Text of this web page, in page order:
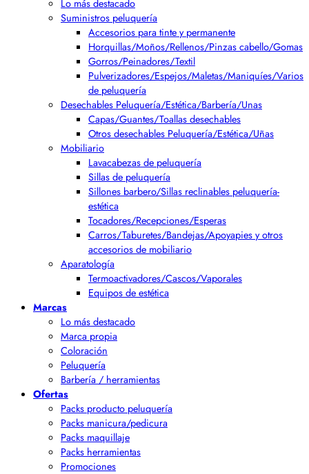
Lo más destacado
Suministros peluquería
Accesorios para tinte y permanente
Horquillas/Moños/Rellenos/Pinzas cabello/Gomas
Gorros/Peinadores/Textil
Pulverizadores/Espejos/Maletas/Maniquíes/Varios
de peluquería
Desechables Peluquería/Estética/Barbería/Unas
Capas/Guantes/Toallas desechables
Otros desechables Peluquería/Estética/Uñas
Mobiliario
Lavacabezas de peluquería
Sillas de peluquería
Sillones barbero/Sillas reclinables peluquería-
estética
Tocadores/Recepciones/Esperas
Carros/Taburetes/Bandejas/Apoyapies y otros
accesorios de mobiliario
Aparatología
Termoactivadores/Cascos/Vaporales
Equipos de estética
Marcas
Lo más destacado
Marca propia
Coloración
Peluquería
Barbería / herramientas
Ofertas
Packs producto peluquería
Packs manicura/pedicura
Packs maquillaje
Packs herramientas
Promociones